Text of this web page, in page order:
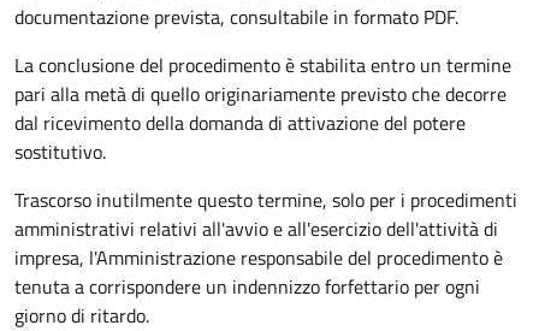
documentazione prevista, consultabile in formato PDF.
La conclusione del procedimento è stabilita entro un termine
pari alla metà di quello originariamente previsto che decorre
dal ricevimento della domanda di attivazione del potere
sostitutivo.
Trascorso inutilmente questo termine, solo per i procedimenti
amministrativi relativi all'avvio e all'esercizio dell'attività di
impresa, l'Amministrazione responsabile del procedimento è
tenuta a corrispondere un indennizzo forfettario per ogni
giorno di ritardo.